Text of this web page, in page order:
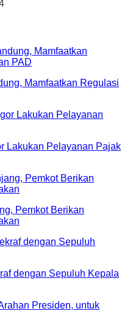
Mamfaatkan Regulasi
Lakukan Pelayanan Pajak
Pemkot Berikan
dengan Sepuluh Kepala